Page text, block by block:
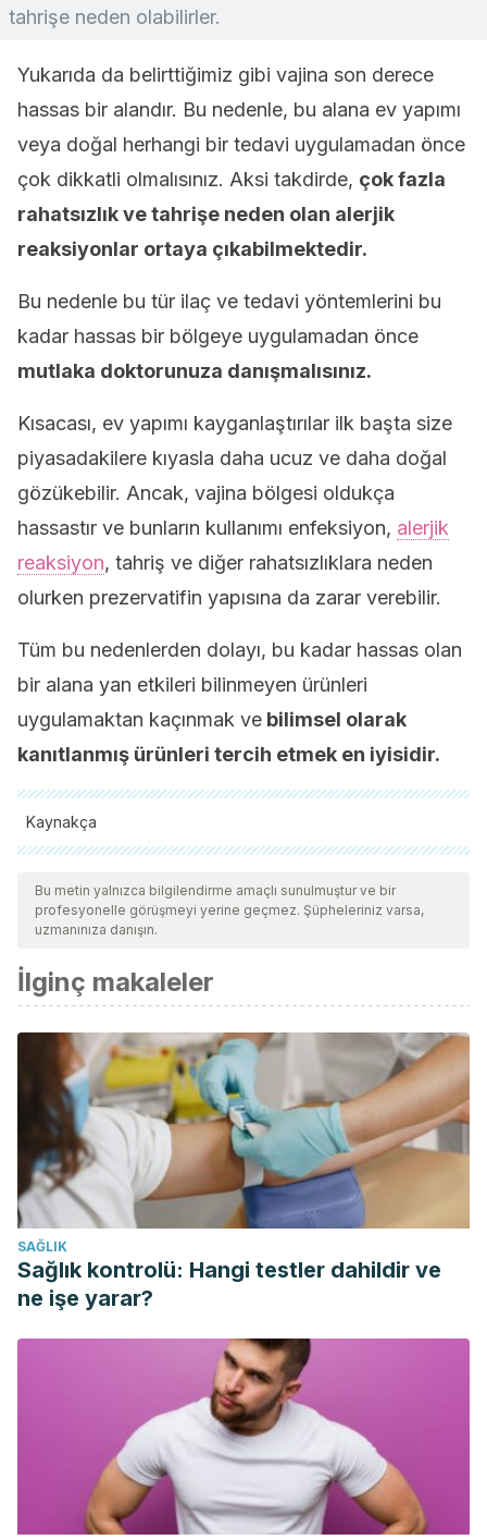
tahrişe neden olabilirler.
Yukarıda da belirttiğimiz gibi vajina son derece
hassas bir alandır. Bu nedenle, bu alana ev yapımı
veya doğal herhangi bir tedavi uygulamadan önce
çok dikkatli olmalısınız. Aksi takdirde, çok fazla
rahatsızlık ve tahrişe neden olan alerjik
reaksiyonlar ortaya çıkabilmektedir.
Bu nedenle bu tür ilaç ve tedavi yöntemlerini bu
kadar hassas bir bölgeye uygulamadan önce
mutlaka doktorunuza danışmalısınız.
Kısacası, ev yapımı kayganlaştırılar ilk başta size
piyasadakilere kıyasla daha ucuz ve daha doğal
gözükebilir. Ancak, vajina bölgesi oldukça
hassastır ve bunların kullanımı enfeksiyon, alerjik
reaksiyon, tahriş ve diğer rahatsızlıklara neden
olurken prezervatifin yapısına da zarar verebilir.
Tüm bu nedenlerden dolayı, bu kadar hassas olan
bir alana yan etkileri bilinmeyen ürünleri
uygulamaktan kaçınmak ve bilimsel olarak
kanıtlanmış ürünleri tercih etmek en iyisidir.
Kaynakça
Tüm alıntı yapılan kaynaklar, kalitelerini, güvenilirliklerini,
güncelliklerini ve geçerliliklerini sağlamak için ekibimiz
tarafından derinlemesine incelendi. Bu makalenin bibliyografisi
kabul edildi.
Adcox, M. (20 de junio de 2023).Is coconut oil a safe lube
for sex?
Healthline. Consultado el 11 de febrero de 2025.
https://www.healthline.com/health/coconut-oil-sex
Butler, L. M., Osmond, D. H., Jones, A. G., & Martin, J. N.
(2009). Use of saliva as a lubricant in anal sexual practices
among homosexual men.
Journal of Acquired Immune
Deficiency Syndromes,50(2), 162-167.
https://pmc.ncbi.nlm.nih.gov/articles/PMC3975591/
Cleveland Clinic. (28 de marzo de 2023).
alternatives: What to use and what to avoid
https://health.clevelandclinic.org/what-can-i-use-instead-
Holland, K. (30 de octubre de 2023).
https://www.healthline.com/health/vaseline-as-lube
Jongthamawat, S., Klomkaew, S., & Duangsawang, W.
(2014). Assessment of the effects of lubricants on
condoms.Disease Control Journal,40(4), 293-301.
Bu metin yalnızca bilgilendirme amaçlı sunulmuştur ve bir
profesyonelle görüşmeyi yerine geçmez. Şüpheleriniz varsa,
uzmanınıza danışın.
İlginç makaleler
SAĞLIK
Sağlık kontrolü: Hangi testler dahildir ve
ne işe yarar?